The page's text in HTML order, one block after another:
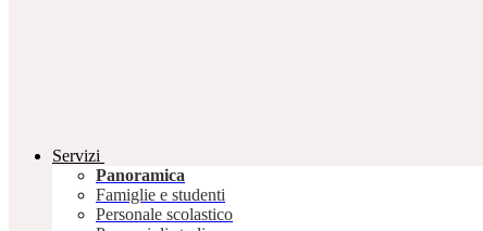
Servizi
Panoramica
Famiglie e studenti
Personale scolastico